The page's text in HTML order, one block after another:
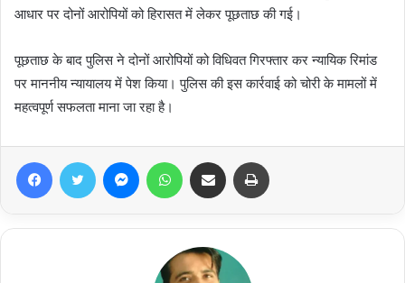
आधार पर दोनों आरोपियों को हिरासत में लेकर पूछताछ की गई।
पूछताछ के बाद पुलिस ने दोनों आरोपियों को विधिवत गिरफ्तार कर न्यायिक रिमांड
पर माननीय न्यायालय में पेश किया। पुलिस की इस कार्रवाई को चोरी के मामलों में
महत्वपूर्ण सफलता माना जा रहा है।
FacebookTwitter MessengerWhatsAppShare via Email